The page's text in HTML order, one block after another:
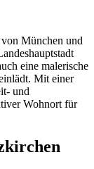
München und
eine malerische
Mit einer
und
Wohnort für